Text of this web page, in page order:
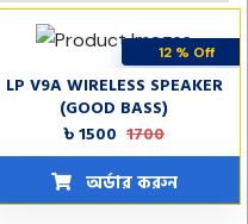
12 % Off
STOCK OUT
LP V9A WIRELESS SPEAKER
(GOOD BASS)
৳ 1500 1700
অর্ডার করুন